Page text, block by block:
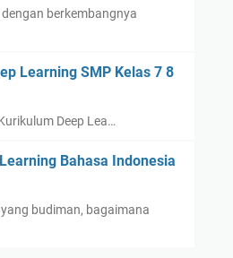
berkembangnya
Learning SMP Kelas 7 8
Deep Lea…
Bahasa Indonesia
budiman, bagaimana